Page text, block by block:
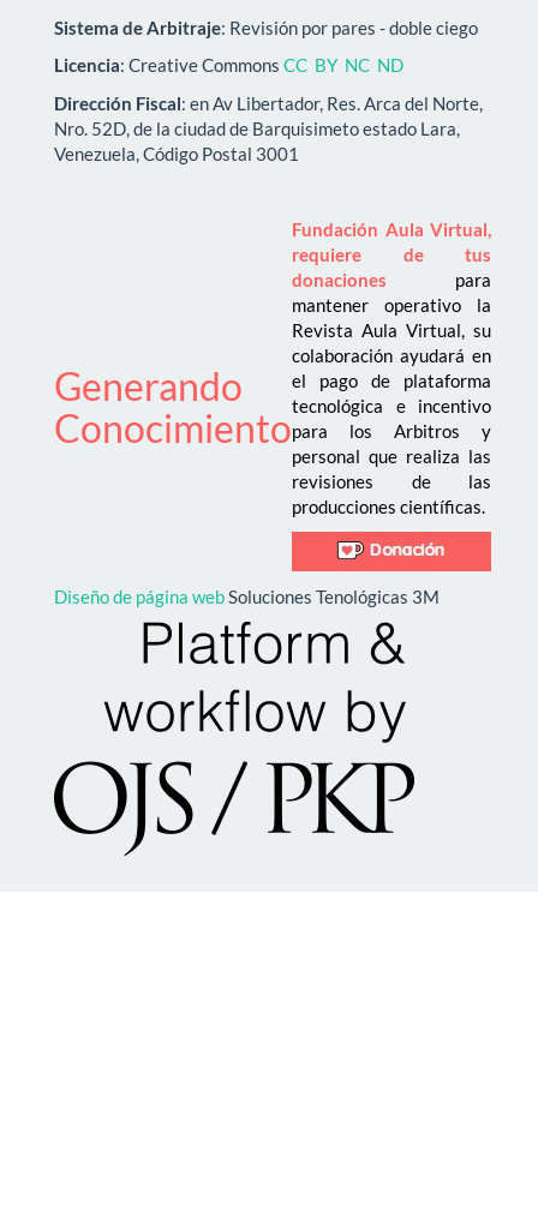
Sistema de Arbitraje: Revisión por pares - doble ciego
Licencia: Creative Commons CC BY NC ND
Dirección Fiscal: en Av Libertador, Res. Arca del Norte,
Nro. 52D, de la ciudad de Barquisimeto estado Lara,
Venezuela, Código Postal 3001
Generando
Conocimiento
Fundación Aula Virtual,
requiere de tus
donaciones
para
mantener operativo la
Revista Aula Virtual, su
colaboración ayudará en
el pago de plataforma
tecnológica e incentivo
para los Arbitros y
personal que realiza las
revisiones de las
producciones científicas.
Diseño de página web Soluciones Tenológicas 3M